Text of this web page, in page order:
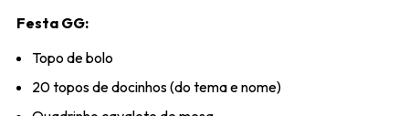
Festa GG:
Topo de bolo
20 topos de docinhos (do tema e nome)